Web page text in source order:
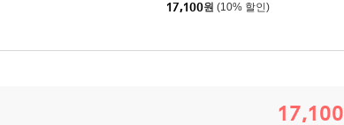
17,100원 (10% 할인)
17,100